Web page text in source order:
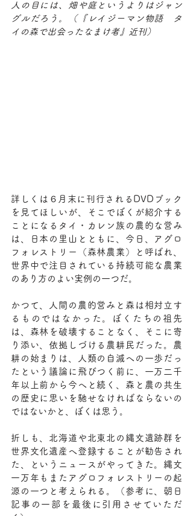
人の目には、畑や庭というよりはジャン
グルだろう。（『レイジーマン物語　タ
イの森で出会ったなまけ者』近刊）
詳しくは６月末に刊行されるDVDブック
を見てほしいが、そこでぼくが紹介する
ことになるタイ・カレン族の農的な営み
は、日本の里山とともに、今日、アグロ
フォレストリー（森林農業）と呼ばれ、
世界中で注目されている持続可能な農業
のあり方のよい実例の一つだ。
かつて、人間の農的営みと森は相対立す
るものではなかった。ぼくたちの祖先
は、森林を破壊することなく、そこに寄
り添い、依拠しづける農耕民だった。農
耕の始まりは、人類の自滅への一歩だっ
たという議論に飛びつく前に、一万二千
年以上前から今へと続く、森と農の共生
の歴史に思いを馳せなければならないの
ではないかと、ぼくは思う。
折しも、北海道や北東北の縄文遺跡群を
世界文化遺産へ登録することが勧告され
た、というニュースがやってきた。縄文
一万年もまたアグロフォレストリーの起
源の一つと考えられる。（参考に、朝日
記事の一部を最後に引用させていただ